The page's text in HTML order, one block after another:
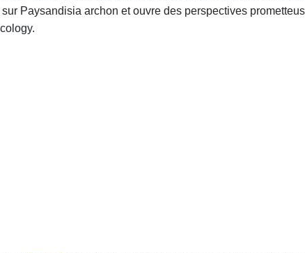
Paysandisia archon et ouvre des perspectives